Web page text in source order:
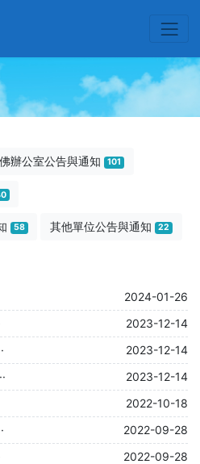
辦公室公告與通知 101
58 其他單位公告與通知 22
2024-01-26
2023-12-14
2023-12-14
2023-12-14
2022-10-18
2022-09-28
2022-09-28